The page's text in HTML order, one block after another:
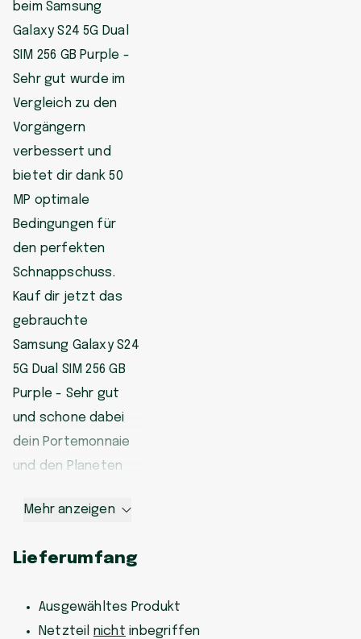
beim Samsung
Galaxy S24 5G Dual
SIM 256 GB Purple -
Sehr gut wurde im
Vergleich zu den
Vorgängern
verbessert und
bietet dir dank 50
MP optimale
Bedingungen für
den perfekten
Schnappschuss.
Kauf dir jetzt das
gebrauchte
Samsung Galaxy S24
5G Dual SIM 256 GB
Purple - Sehr gut
und schone dabei
dein Portemonnaie
und den Planeten
Mehr anzeigen
Lieferumfang
Ausgewähltes Produkt
Netzteil nicht inbegriffen